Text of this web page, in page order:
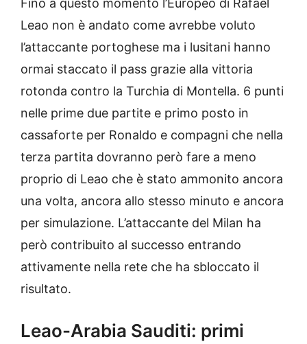
Fino a questo momento l’Europeo di Rafael
Leao non è andato come avrebbe voluto
l’attaccante portoghese ma i lusitani hanno
ormai staccato il pass grazie alla vittoria
rotonda contro la Turchia di Montella. 6 punti
nelle prime due partite e primo posto in
cassaforte per Ronaldo e compagni che nella
terza partita dovranno però fare a meno
proprio di Leao che è stato ammonito ancora
una volta, ancora allo stesso minuto e ancora
per simulazione. L’attaccante del Milan ha
però contribuito al successo entrando
attivamente nella rete che ha sbloccato il
risultato.
Leao-Arabia Sauditi: primi